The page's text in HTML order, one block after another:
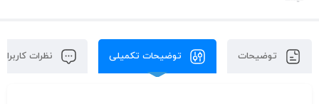
توضیحات توضیحات تکمیلی نظرات کاربران